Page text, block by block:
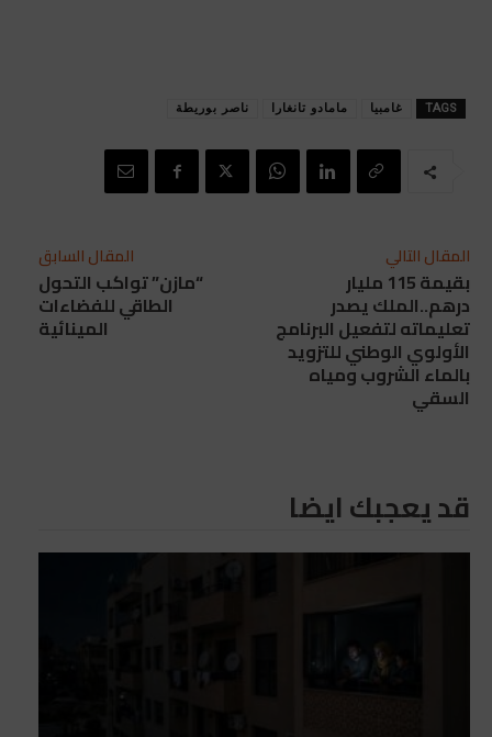
TAGS غامبيا مامادو تانغارا ناصر بوريطة
المقال السابق
“مازن” تواكب التحول
الطاقي للفضاءات
المينائية
المقال التالي
بقيمة 115 مليار
درهم..الملك يصدر
تعليماته لتفعيل البرنامج
الأولوي الوطني للتزويد
بالماء الشروب ومياه
السقي
قد يعجبك ايضا